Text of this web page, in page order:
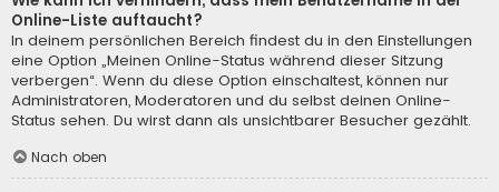
Online-Liste auftaucht?
In deinem persönlichen Bereich findest du in den Einstellungen
eine Option „Meinen Online-Status während dieser Sitzung
verbergen“. Wenn du diese Option einschaltest, können nur
Administratoren, Moderatoren und du selbst deinen Online-
Status sehen. Du wirst dann als unsichtbarer Besucher gezählt.
Nach oben